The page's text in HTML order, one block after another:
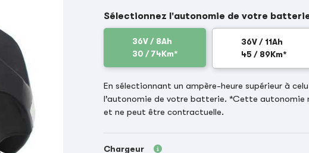
Sélectionnez l'autonomie de votre
36V / 8Ah
30 / 74Km*
36V / 11Ah
45 / 89Km*
En sélectionnant un ampère-heure supérieur à
l’autonomie de votre batterie. *Cette autonomie
et ne peut être contractuelle.
Chargeur